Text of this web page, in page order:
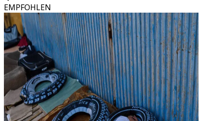
EMPFOHLEN